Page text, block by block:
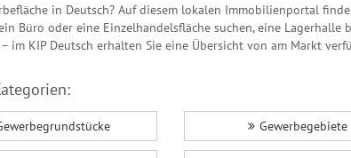
in Deutsch? Auf diesem lokalen Immobilienportal
Büro oder eine Einzelhandelsfläche suchen, eine Lagerhalle
im KIP Deutsch erhalten Sie eine Übersicht von am Markt
Gewerbegebiete